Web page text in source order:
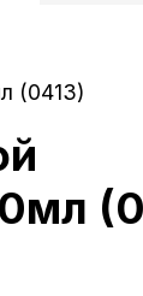
(0413)